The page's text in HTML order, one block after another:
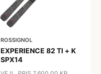
ROSSIGNOL
EXPERIENCE 82 TI + K
SPX14